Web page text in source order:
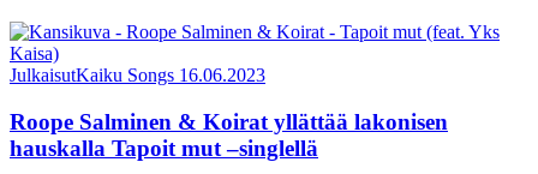
JulkaisutKaiku Songs 16.06.2023
Roope Salminen & Koirat yllättää lakonisen
hauskalla Tapoit mut –singlellä